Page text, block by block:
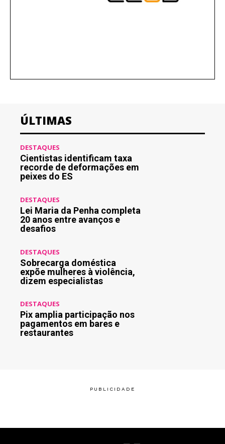
ÚLTIMAS
DESTAQUES
Cientistas identificam taxa
recorde de deformações em
peixes do ES
DESTAQUES
Lei Maria da Penha completa
20 anos entre avanços e
desafios
DESTAQUES
Sobrecarga doméstica
expõe mulheres à violência,
dizem especialistas
DESTAQUES
Pix amplia participação nos
pagamentos em bares e
restaurantes